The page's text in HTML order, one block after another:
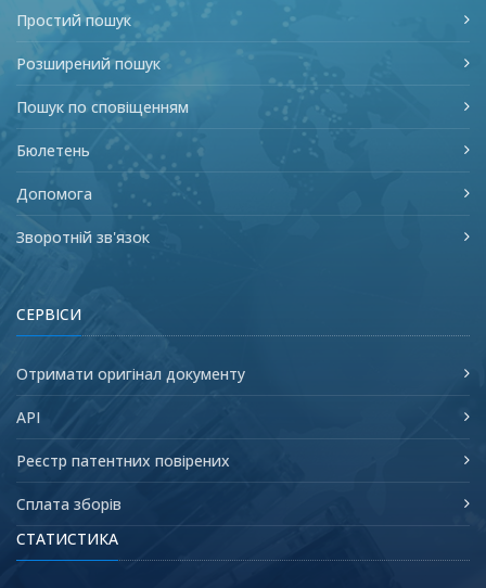
Простий пошук
Розширений пошук
Пошук по сповіщенням
Бюлетень
Допомога
Зворотній зв'язок
СЕРВІСИ
Отримати оригінал документу
API
Реєстр патентних повірених
Сплата зборів
СТАТИСТИКА